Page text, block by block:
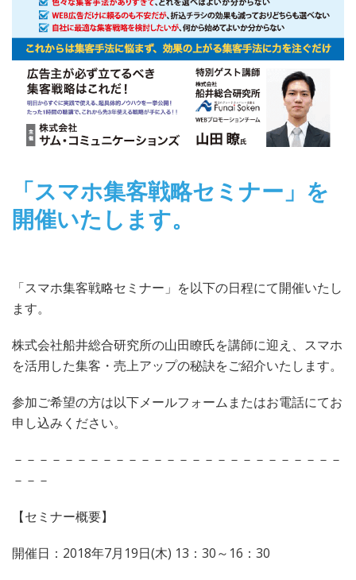
「スマホ集客戦略セミナー」を
開催いたします。
「スマホ集客戦略セミナー」を以下の日程にて開催いたし
ます。
株式会社船井総合研究所の山田瞭氏を講師に迎え、スマホ
を活用した集客・売上アップの秘訣をご紹介いたします。
参加ご希望の方は以下メールフォームまたはお電話にてお
申し込みください。
－－－－－－－－－－－－－－－－－－－－－－－－－－
－－－
【セミナー概要】
開催日：2018年7月19日(木) 13：30～16：30